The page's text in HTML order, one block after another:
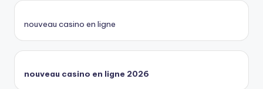
nouveau casino en ligne
nouveau casino en ligne 2026